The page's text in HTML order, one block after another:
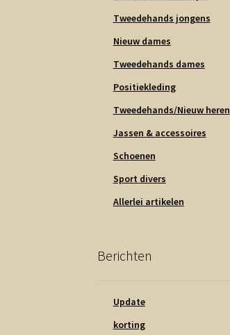
Tweedehands jongens
Nieuw dames
Tweedehands dames
Positiekleding
Tweedehands/Nieuw heren
Jassen & accessoires
Schoenen
Sport divers
Allerlei artikelen
Berichten
Update
korting